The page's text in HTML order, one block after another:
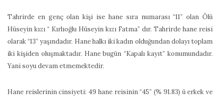
Tahrirde en genç olan kişi ise hane sıra numarası “11” olan Ölü
Hüseyin kızı “ Kırlıoğlu Hüseyin kızı Fatma” dır. Tahrirde hane reisi
olarak “13” yaşındadır. Hane halkı iki kadın olduğundan dolayı toplam
iki kişiden oluşmaktadır. Hane bugün “Kapalı kayıt” konumundadır.
Yani soyu devam etmemektedir.
Hane reislerinin cinsiyeti: 49 hane reisinin “45” (% 91.83) ü erkek ve